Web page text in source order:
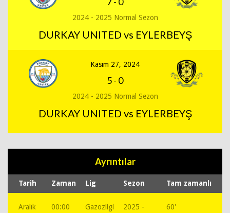
2024 - 2025 Normal Sezon
DURKAY UNITED vs EYLERBEYŞ
Kasım 27, 2024
5- 0
2024 - 2025 Normal Sezon
DURKAY UNITED vs EYLERBEYŞ
Ayrıntılar
Tarih Zaman Lig Sezon Tam zamanlı
Aralık
00:00 Gazozligi
2025 -
60'